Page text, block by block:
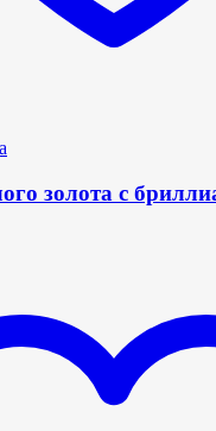
золота с